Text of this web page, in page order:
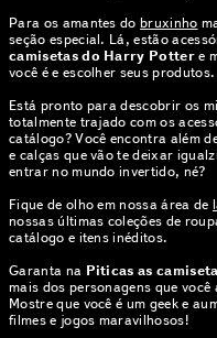
Para os amantes dobruxinho
seção especial. Lá, estão
camisetas do Harry Potter e
você é e escolher seus produtos.
Está pronto para descobrir os
totalmente trajado com os
catálogo? Você encontra além
e calças que vão te deixar
entrar no mundo invertido, né?
Fique de olho em nossa área de
nossas últimas coleções de
catálogo e itens inéditos.
Garanta na Piticas as
mais dos personagens que
Mostre que você é um geek e
filmes e jogos maravilhosos!